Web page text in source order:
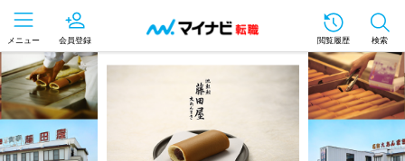
メニュー 会員登録 閲覧履歴 検索